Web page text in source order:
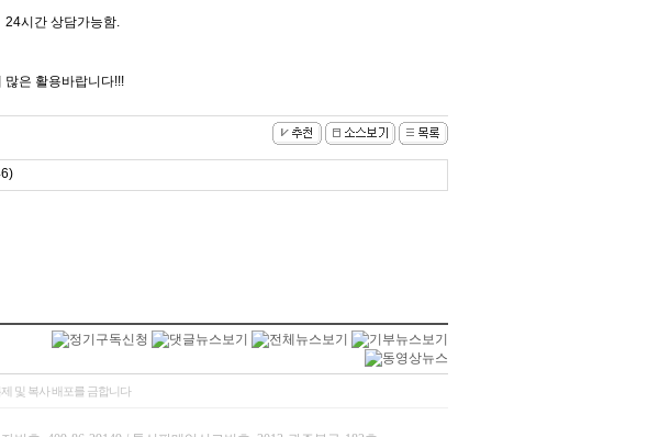
시간 상담가능함.
은 활용바랍니다!!!
및 복사 배포를 금합니다